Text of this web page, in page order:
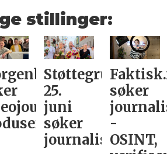
stillinger:
podkast-
Støttegruppa
25.
juni
søker
journalist
søker
-
OSINT,